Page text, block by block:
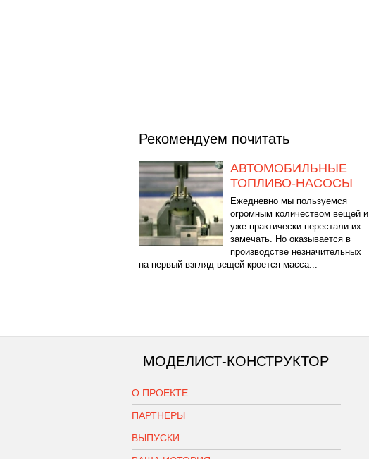
Рекомендуем почитать
АВТОМОБИЛЬНЫЕ
ТОПЛИВО-НАСОСЫ
Ежедневно мы пользуемся
огромным количеством вещей и
уже практически перестали их
замечать. Но оказывается в
производстве незначительных
на первый взгляд вещей кроется масса...
МОДЕЛИСТ-КОНСТРУКТОР
О ПРОЕКТЕ
ПАРТНЕРЫ
ВЫПУСКИ